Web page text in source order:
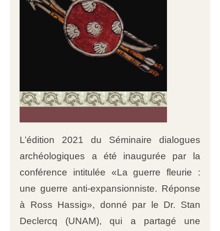
L’édition 2021 du Séminaire dialogues
archéologiques a été inaugurée par la
conférence intitulée «La guerre fleurie :
une guerre anti-expansionniste. Réponse
à Ross Hassig», donné par le Dr. Stan
Declercq (UNAM), qui a partagé une